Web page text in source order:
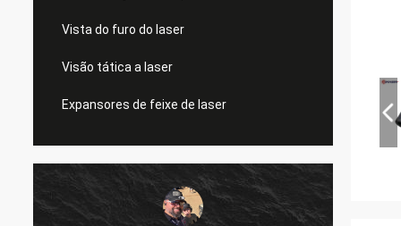
Vista do furo do laser
Visão tática a laser
Expansores de feixe de laser